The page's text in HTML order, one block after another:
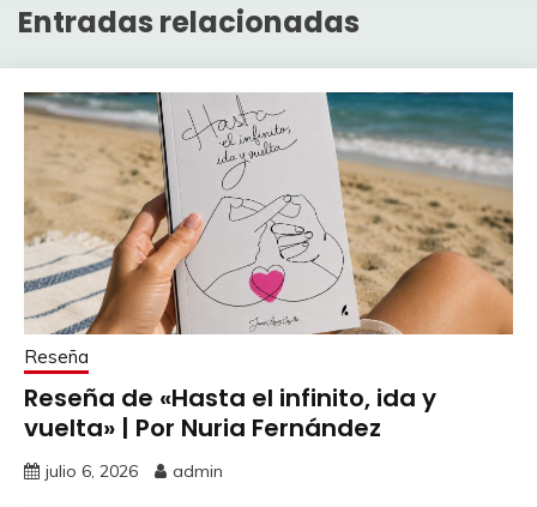
Entradas relacionadas
Reseña
Reseña de «Hasta el infinito, ida y
vuelta» | Por Nuria Fernández
julio 6, 2026 admin